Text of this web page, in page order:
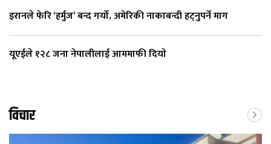
इरानले फेरि ‘हर्मुज’ बन्द गर्यो, अमेरिकी नाकाबन्दी हट्नुपर्ने माग
यूएईले १२८ जना नेपालीलाई आममाफी दियाे
विचार